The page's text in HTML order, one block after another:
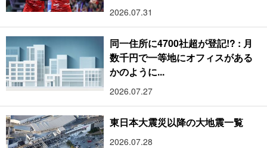
2026.07.31
同一住所に4700社超が登記!? : 月
数千円で一等地にオフィスがある
かのように...
2026.07.27
東日本大震災以降の大地震一覧
2026.07.28